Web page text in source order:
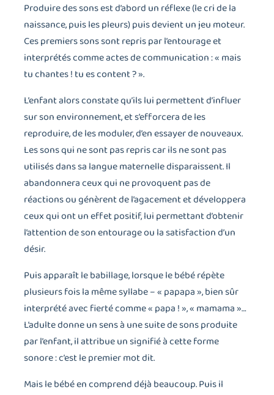
Produire des sons est d’abord un réflexe (le cri de la
naissance, puis les pleurs) puis devient un jeu moteur.
Ces premiers sons sont repris par l’entourage et
interprétés comme actes de communication : « mais
tu chantes ! tu es content ? ».
L’enfant alors constate qu’ils lui permettent d’influer
sur son environnement, et s’efforcera de les
reproduire, de les moduler, d’en essayer de nouveaux.
Les sons qui ne sont pas repris car ils ne sont pas
utilisés dans sa langue maternelle disparaissent. Il
abandonnera ceux qui ne provoquent pas de
réactions ou génèrent de l’agacement et développera
ceux qui ont un effet positif, lui permettant d’obtenir
l’attention de son entourage ou la satisfaction d’un
désir.
Puis apparaît le babillage, lorsque le bébé répète
plusieurs fois la même syllabe – « papapa », bien sûr
interprété avec fierté comme « papa ! », « mamama »…
L’adulte donne un sens à une suite de sons produite
par l’enfant, il attribue un signifié à cette forme
sonore : c’est le premier mot dit.
Mais le bébé en comprend déjà beaucoup. Puis il